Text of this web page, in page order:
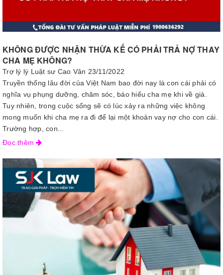
KHÔNG ĐƯỢC NHẬN THỪA KẾ CÓ PHẢI TRẢ NỢ THAY
CHA MẸ KHÔNG?
Trợ lý lý Luật sư Cao Vân 23/11/2022
Truyền thống lâu đời của Việt Nam bao đời nay là con cái phải có
nghĩa vụ phụng dưỡng, chăm sóc, báo hiếu cha mẹ khi về già.
Tuy nhiên, trong cuộc sống sẽ có lúc xảy ra những việc không
mong muốn khi cha mẹ ra đi để lại một khoản vay nợ cho con cái.
Trường hợp, con...
Đọc thêm